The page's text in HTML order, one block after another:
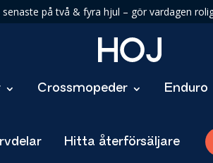
senaste på två & fyra hjul – gör vardagen
Crossmopeder Enduro
Hitta återförsäljare